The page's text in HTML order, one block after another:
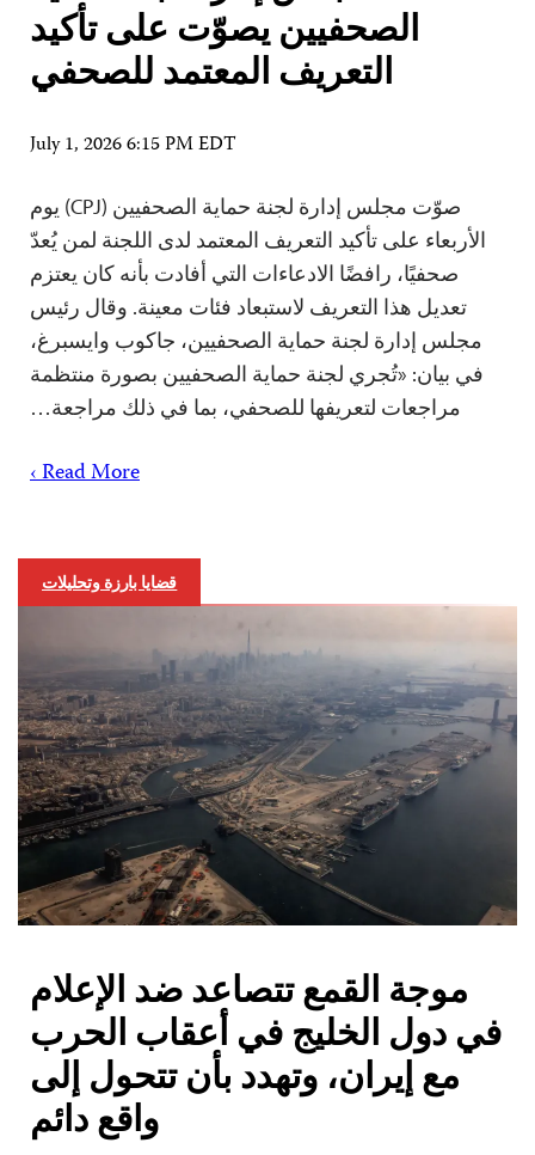
الصحفيين يصوّت على تأكيد
التعريف المعتمد للصحفي
July 1, 2026 6:15 PM EDT
صوّت مجلس إدارة لجنة حماية الصحفيين (CPJ) يوم
الأربعاء على تأكيد التعريف المعتمد لدى اللجنة لمن يُعدّ
صحفيًا، رافضًا الادعاءات التي أفادت بأنه كان يعتزم
تعديل هذا التعريف لاستبعاد فئات معينة. وقال رئيس
مجلس إدارة لجنة حماية الصحفيين، جاكوب وايسبرغ،
في بيان: «تُجري لجنة حماية الصحفيين بصورة منتظمة
مراجعات لتعريفها للصحفي، بما في ذلك مراجعة…
Read More ›
قضايا بارزة وتحليلات
موجة القمع تتصاعد ضد الإعلام
في دول الخليج في أعقاب الحرب
مع إيران، وتهدد بأن تتحول إلى
واقع دائم